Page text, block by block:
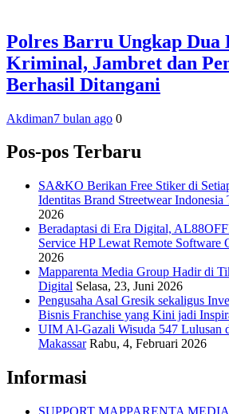
Polres Barru Ungkap Dua
Kriminal, Jambret dan
Berhasil Ditangani
Akdiman7 bulan ago 0
Pos-pos Terbaru
SA&KO Berikan Free Stiker di
Identitas Brand Streetwear Indonesia
2026
Beradaptasi di Era Digital,
Service HP Lewat Remote Software
2026
Mapparenta Media Group Hadir di
Digital Selasa, 23, Juni 2026
Pengusaha Asal Gresik sekaligus
Bisnis Franchise yang Kini jadi
UIM Al-Gazali Wisuda 547 Lulusan
Makassar Rabu, 4, Februari 2026
Informasi